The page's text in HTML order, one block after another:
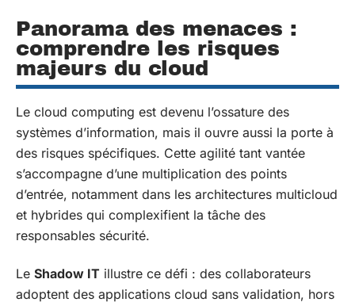
Panorama des menaces :
comprendre les risques
majeurs du cloud
Le cloud computing est devenu l’ossature des
systèmes d’information, mais il ouvre aussi la porte à
des risques spécifiques. Cette agilité tant vantée
s’accompagne d’une multiplication des points
d’entrée, notamment dans les architectures multicloud
et hybrides qui complexifient la tâche des
responsables sécurité.
Le Shadow IT illustre ce défi : des collaborateurs
adoptent des applications cloud sans validation, hors